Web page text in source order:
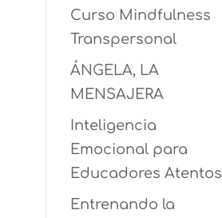
Curso Mindfulness
Transpersonal
ÁNGELA, LA
MENSAJERA
Inteligencia
Emocional para
Educadores Atentos
Entrenando la